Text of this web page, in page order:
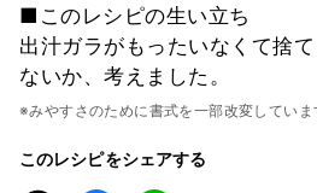
■このレシピの生い立ち
出汁ガラがもったいなくて捨
ないか、考えました。
※みやすさのために書式を一部改変していま
このレシピをシェアする